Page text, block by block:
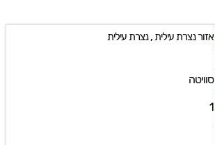
אזור נצרת עילית,נצרת עילית
סוויטה
1